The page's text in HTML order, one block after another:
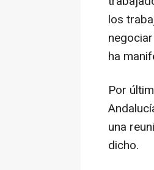
los
ha
Por
una
dicho.